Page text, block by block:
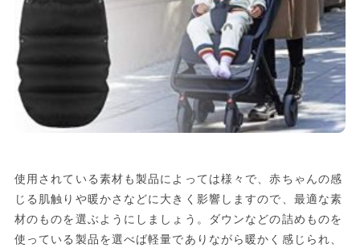
使用されている素材も製品によっては様々で、赤ちゃんの感
じる肌触りや暖かさなどに大きく影響しますので、最適な素
材のものを選ぶようにしましょう。ダウンなどの詰めものを
使っている製品を選べば軽量でありながら暖かく感じられ、